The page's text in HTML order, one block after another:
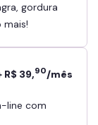
gordura
R$ 39,90/mês
line com